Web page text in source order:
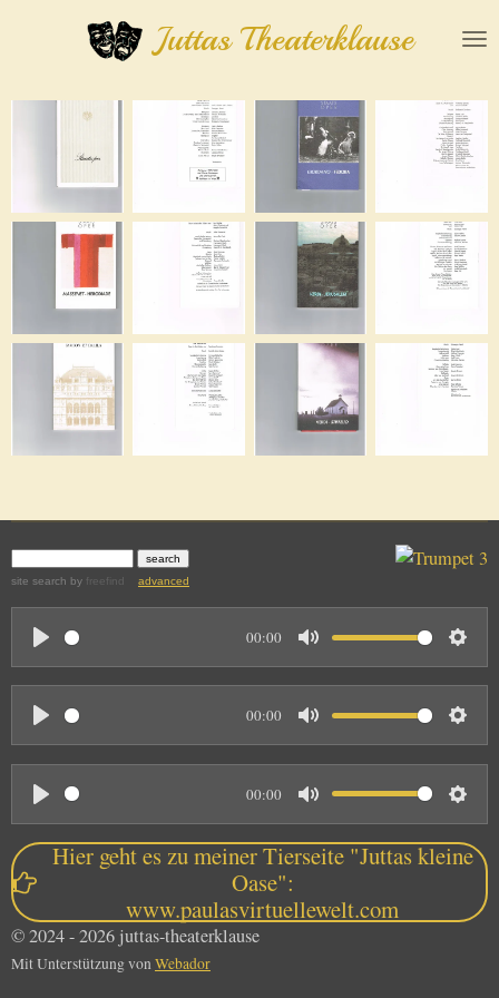
Hauptinhalt
Juttas Theaterklause
site search by freefind advanced
P
l
a
y
00:00
M
u
t
e
S
e
t
t
i
g
s
P
l
a
y
00:00
M
u
t
e
S
e
t
t
i
g
P
l
00:00
M
u
e
S
e
Hier geht es zu meiner Tierseite "Juttas kleine
Oase":
www.paulasvirtuellewelt.com
© 2024 - 2026 juttas-theaterklause
Mit Unterstützung vonWebador